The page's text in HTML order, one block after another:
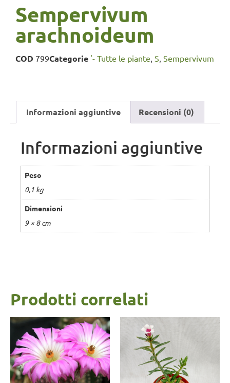
Sempervivum
arachnoideum
COD 799Categorie '- Tutte le piante, S, Sempervivum
Informazioni aggiuntive Recensioni (0)
Informazioni aggiuntive
Peso
0,1 kg
Dimensioni
9 × 8 cm
Prodotti correlati